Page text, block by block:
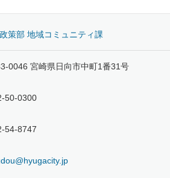
策部 地域コミュニティ課
0046 宮崎県日向市中町1番31号
50-0300
54-8747